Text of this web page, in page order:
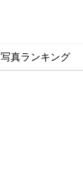
写真ランキング